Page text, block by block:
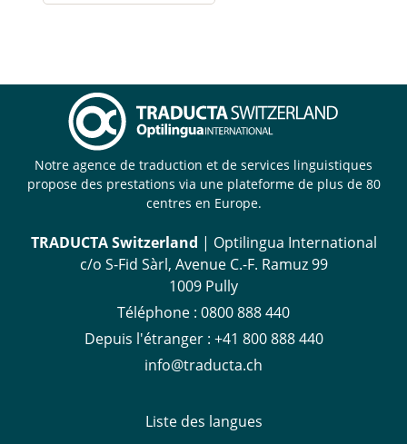
Notre agence de traduction et de services linguistiques
propose des prestations via une plateforme de plus de 80
centres en Europe.
TRADUCTA Switzerland | Optilingua International
c/o S-Fid Sàrl, Avenue C.-F. Ramuz 99
1009 Pully
Téléphone : 0800 888 440
Depuis l'étranger : +41 800 888 440
info@traducta.ch
Liste des langues